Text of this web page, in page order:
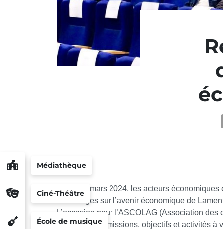
Médiathèque
Ciné-Théâtre
École de musique
Lundi 18 mars 2024, les acteurs
d’échanges sur l’avenir économique de
L’occasion pour l’ASCOLAG (Association
présenter ses missions, objectifs et activités à